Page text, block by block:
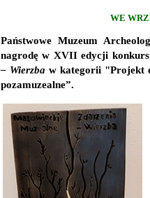
WE
Państwowe Muzeum
nagrodę w XVII edycji
– Wierzba w kategorii "Projekt
pozamuzealne”.